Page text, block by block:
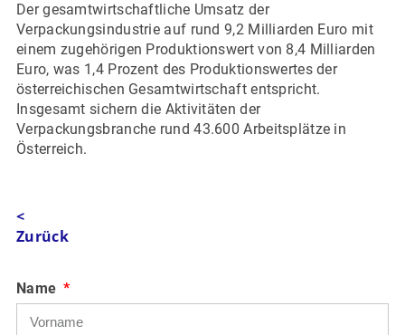
Der gesamtwirtschaftliche Umsatz der
Verpackungsindustrie auf rund 9,2 Milliarden Euro mit
einem zugehörigen Produktionswert von 8,4 Milliarden
Euro, was 1,4 Prozent des Produktionswertes der
österreichischen Gesamtwirtschaft entspricht.
Insgesamt sichern die Aktivitäten der
Verpackungsbranche rund 43.600 Arbeitsplätze in
Österreich.
<
Zurück
Name